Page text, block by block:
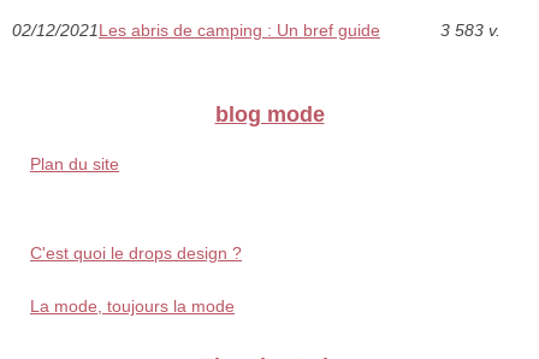
02/12/2021Les abris de camping : Un bref guide 3 583 v.
blog mode
Plan du site
C'est quoi le drops design ?
La mode, toujours la mode